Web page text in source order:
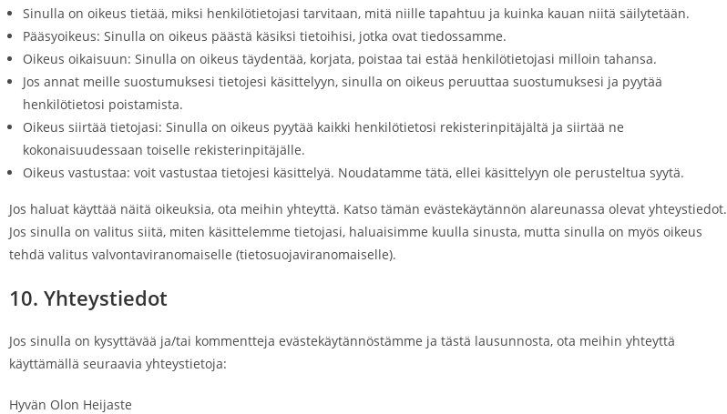
Sinulla on oikeus tietää, miksi henkilötietojasi tarvitaan, mitä niille tapahtuu ja kuinka kauan niitä säilytetään.
Pääsyoikeus: Sinulla on oikeus päästä käsiksi tietoihisi, jotka ovat tiedossamme.
Oikeus oikaisuun: Sinulla on oikeus täydentää, korjata, poistaa tai estää henkilötietojasi milloin tahansa.
Jos annat meille suostumuksesi tietojesi käsittelyyn, sinulla on oikeus peruuttaa suostumuksesi ja pyytää
henkilötietosi poistamista.
Oikeus siirtää tietojasi: Sinulla on oikeus pyytää kaikki henkilötietosi rekisterinpitäjältä ja siirtää ne
kokonaisuudessaan toiselle rekisterinpitäjälle.
Oikeus vastustaa: voit vastustaa tietojesi käsittelyä. Noudatamme tätä, ellei käsittelyyn ole perusteltua syytä.
Jos haluat käyttää näitä oikeuksia, ota meihin yhteyttä. Katso tämän evästekäytännön alareunassa olevat yhteystiedot.
Jos sinulla on valitus siitä, miten käsittelemme tietojasi, haluaisimme kuulla sinusta, mutta sinulla on myös oikeus
tehdä valitus valvontaviranomaiselle (tietosuojaviranomaiselle).
10. Yhteystiedot
Jos sinulla on kysyttävää ja/tai kommentteja evästekäytännöstämme ja tästä lausunnosta, ota meihin yhteyttä
käyttämällä seuraavia yhteystietoja:
Hyvän Olon Heijaste